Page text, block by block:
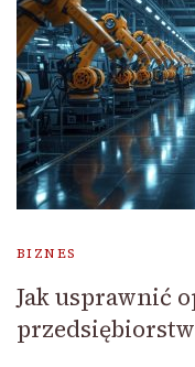
BIZNES
Jak usprawnić